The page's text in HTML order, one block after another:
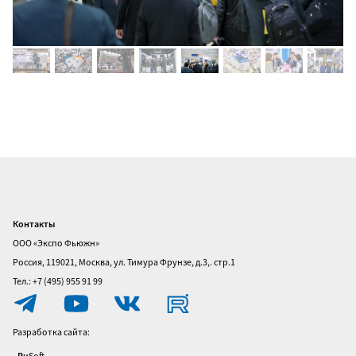
Главная
О
выставке
Посетителям
Участникам
Контакты
ООО «Экспо Фьюжн»
Россия, 119021, Москва, ул. Тимура Фрунзе, д.3,. стр.1
Тел.: +7 (495) 955 91 99
Разработка сайта: